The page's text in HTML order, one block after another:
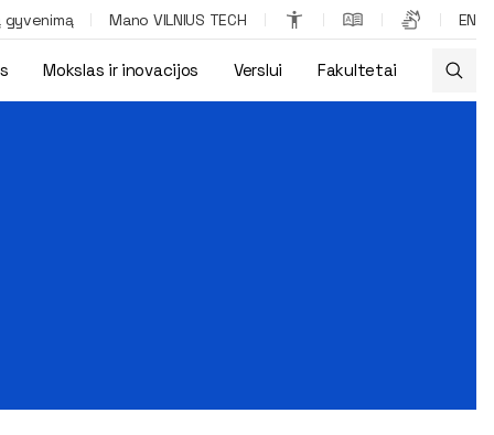
gyvenimą Mano VILNIUS TECH EN
Mokslas ir inovacijos Verslui Fakultetai